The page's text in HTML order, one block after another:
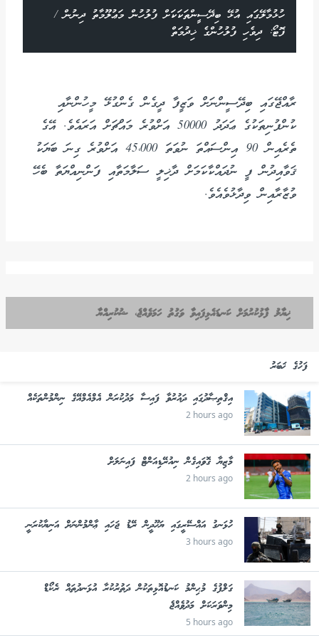
ހުޅުމާލޭގައި އުޅޭ ބިދޭސީންތަކަކަށް ފުލުހުން މަޢުލޫމާތު ދިނުން /
ފޮޓޯ: ދިވެހި ފުލުހުންގެ ޚިދުމަތް
ރާއްޖޭގައި ބިދޭސީންނަށް ވަޒީފާ ދީގެން ގެންގުޅޭ މީހުންނާއި
ކުންފުނިތަކުގެ ޢަދަދު 50000 އަށްވުރެ މައްޗަށް އަރައެވެ. އޭގެ
ތެރެއިން 90 އިންސައްތަ ނުވަތަ 45،000 އަށްވުރެ ގިނަ ބަޔަކު
ޤަވާއިދުން ފީ ނުދައްކާކަމަށް ދާޚިލީ ސަލާމަތާއި ފަންނިއްޔަތާ ބެހޭ
ވުޒާރާއިން ވިދާޅުވެއެވެ.
ޚިޔާލު ފާޅުކުރުމަށް ކަނޑައެޅިފައިވާ ވަގުތު ހަމަވެއްޖެ، ޝުކުރިއްޔާ
ފަހުގެ ޚަބަރު
އިޤްތިޞާދުގައި ދައުރުވާ ފައިސާ މަދުކުރަން އެމްއެމްއޭގެ ނިންމުންތަކެއް
2 hours ago
މާޒިޔާ ގޮވައިގެން ނިއުރޭޑިއަންޓް ފައިނަލަށް
2 hours ago
ހުޅަނގު އައްސޭރީގައި ޔަހޫދީން ރޭޑު ޖަހައި ޢާންމުންނަށް އަނިޔާކުރަނީ
3 hours ago
ގަލްފުގެ މުޙިންމު ކަނޑުއޮޅިތަކުން ދަތުރުކުރާ އުޅަނދުތައް ރެކޯޑް
މިންވަރަކަށް މަދުވެއްޖެ
5 hours ago